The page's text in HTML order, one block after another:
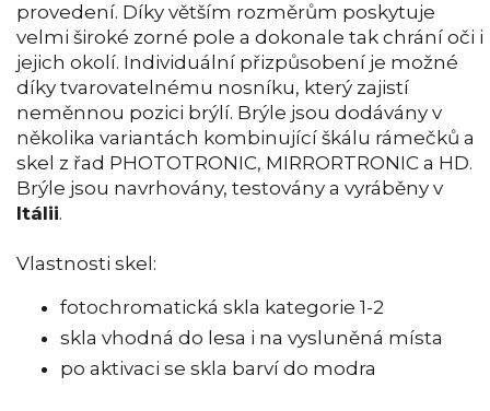
provedení. Díky větším rozměrům poskytuje
velmi široké zorné pole a dokonale tak chrání oči i
jejich okolí. Individuální přizpůsobení je možné
díky tvarovatelnému nosníku, který zajistí
neměnnou pozici brýlí. Brýle jsou dodávány v
několika variantách kombinující škálu rámečků a
skel z řad PHOTOTRONIC, MIRRORTRONIC a HD.
Brýle jsou navrhovány, testovány a vyráběny v
Itálii.
Vlastnosti skel:
fotochromatická skla kategorie 1-2
skla vhodná do lesa i na vysluněná místa
po aktivaci se skla barví do modra